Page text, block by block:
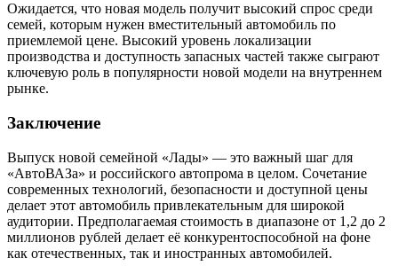
Ожидается, что новая модель получит высокий спрос среди
семей, которым нужен вместительный автомобиль по
приемлемой цене. Высокий уровень локализации
производства и доступность запасных частей также сыграют
ключевую роль в популярности новой модели на внутреннем
рынке.
Заключение
Выпуск новой семейной «Лады» — это важный шаг для
«АвтоВАЗа» и российского автопрома в целом. Сочетание
современных технологий, безопасности и доступной цены
делает этот автомобиль привлекательным для широкой
аудитории. Предполагаемая стоимость в диапазоне от 1,2 до 2
миллионов рублей делает её конкурентоспособной на фоне
как отечественных, так и иностранных автомобилей.